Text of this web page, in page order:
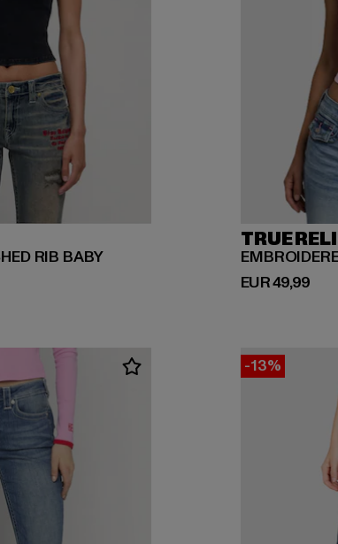
RIB BABY
TRUE
EUR 49,99
Huidige prijs:
-13%